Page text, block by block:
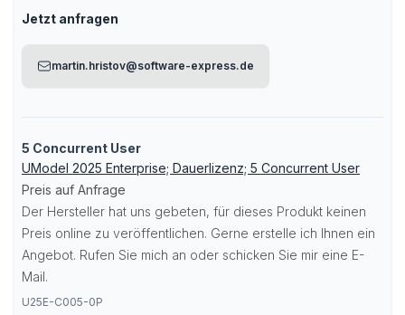
Jetzt anfragen
martin.hristov@software-express.de
5 Concurrent User
UModel 2025 Enterprise; Dauerlizenz; 5 Concurrent User
Preis auf Anfrage
Der Hersteller hat uns gebeten, für dieses Produkt keinen
Preis online zu veröffentlichen. Gerne erstelle ich Ihnen ein
Angebot. Rufen Sie mich an oder schicken Sie mir eine E-
Mail.
U25E-C005-0P